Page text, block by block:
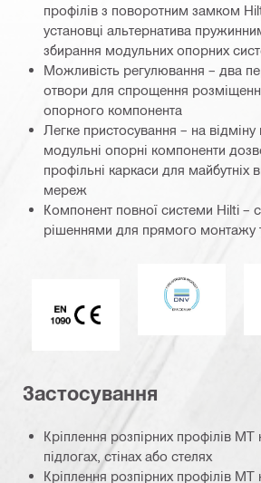
профілів з поворотним замком
установці альтернатива
збирання модульних опорних
Можливість регулювання – два
отвори для спрощення
опорного компонента
Легке пристосування – на
модульні опорні компоненти
профільні каркаси для майбутніх
мереж
Компонент повної системи Hilti –
рішеннями для прямого монтажу
Маркування CE EN 1090
DNV
Застосування
Кріплення розпірних профілів MT
підлогах, стінах або стелях
Кріплення розпірних профілів MT